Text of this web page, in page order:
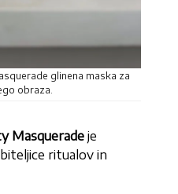
glinena maska za
obraza.
Masquerade je
ritualov in